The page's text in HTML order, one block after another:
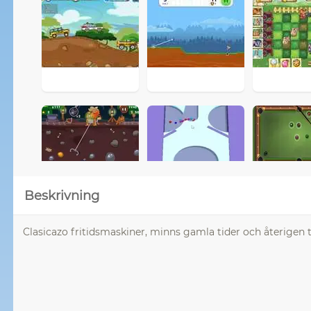
Beskrivning
Clasicazo fritidsmaskiner, minns gamla tider och